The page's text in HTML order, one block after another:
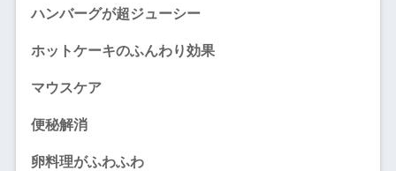
ハンバーグが超ジューシー
ホットケーキのふんわり効果
マウスケア
便秘解消
卵料理がふわふわ